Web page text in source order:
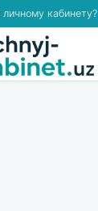
кабинету?